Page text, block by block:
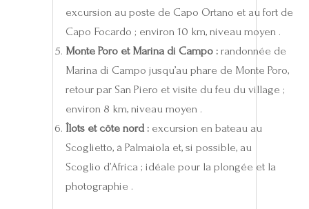
excursion au poste de Capo Ortano et au fort de
Capo Focardo ; environ 10 km, niveau moyen .
Monte Poro et Marina di Campo : randonnée de
Marina di Campo jusqu’au phare de Monte Poro,
retour par San Piero et visite du feu du village ;
environ 8 km, niveau moyen .
Îlots et côte nord : excursion en bateau au
Scoglietto, à Palmaiola et, si possible, au
Scoglio d’Africa ; idéale pour la plongée et la
photographie .